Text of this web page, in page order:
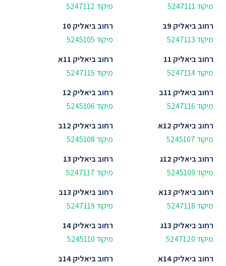
מיקוד 5247111
מיקוד 5247112
רחובביאליק 9ב
מיקוד 5247113
רחובביאליק 10
מיקוד 5245105
רחובביאליק 11
מיקוד 5247114
רחובביאליק 11א
מיקוד 5247115
רחובביאליק 11ב
מיקוד 5247116
רחובביאליק 12
מיקוד 5245106
רחובביאליק 12א
מיקוד 5245107
רחובביאליק 12ב
מיקוד 5245108
רחובביאליק 12ג
מיקוד 5245109
רחובביאליק 13
מיקוד 5247117
רחובביאליק 13א
מיקוד 5247118
רחובביאליק 13ב
מיקוד 5247119
רחובביאליק 13ג
מיקוד 5247120
רחובביאליק 14
מיקוד 5245110
רחובביאליק 14א
רחובביאליק 14ב